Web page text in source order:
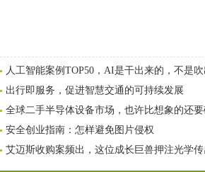
人工智能案例TOP50，AI是干出来的，不是
出行即服务，促进智慧交通的可持续发展
全球二手半导体设备市场，也许比想象的还
安全创业指南：怎样避免图片侵权
艾迈斯收购案频出，这位成长巨兽押注光学传